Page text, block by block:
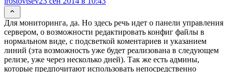
Для мониторинга, да. Но здесь речь идет о панели управления
сервером, о возможности редактировать конфиг файлы в
нормальном виде, с подсветкой коментариев и указанием
линий (эта возможность уже будет реализована в следующем
релизе, уже через несколько дней). Так же есть админы,
которые предпочитают использовать непосредственно